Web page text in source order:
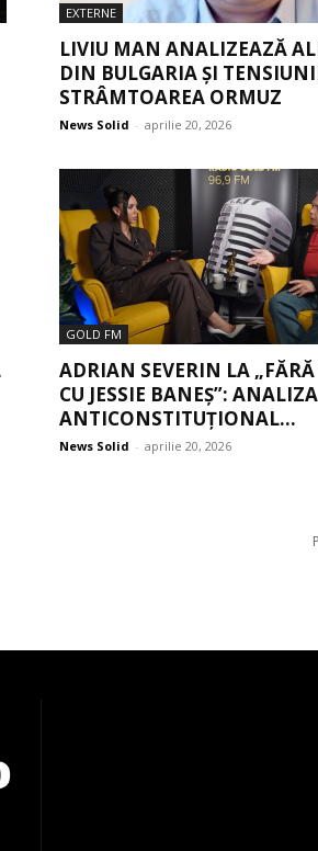
EXTERNE
LIVIU MAN ANALIZEAZĂ
DIN BULGARIA ȘI
STRÂMTOAREA ORMUZ
News Solid - aprilie 20, 2026
GOLD FM
ADRIAN SEVERIN LA
CU JESSIE BANEȘ”:
ANTICONSTITUȚIONAL...
News Solid - aprilie 20, 2026